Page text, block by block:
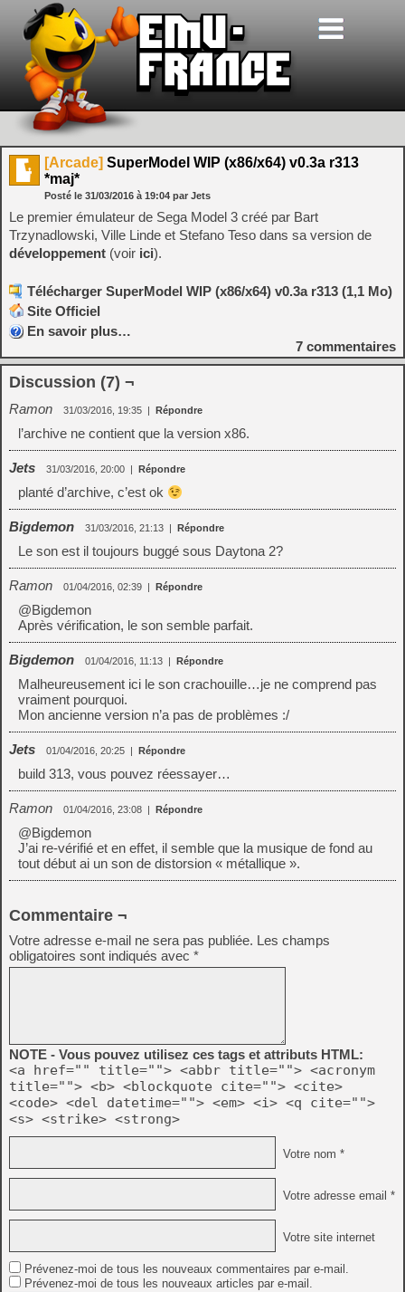
[Arcade] SuperModel WIP (x86/x64) v0.3a r313
*maj*
Posté le 31/03/2016 à 19:04 par Jets
Le premier émulateur de Sega Model 3 créé par Bart
Trzynadlowski, Ville Linde et Stefano Teso dans sa version de
développement (voir ici).
Télécharger SuperModel WIP (x86/x64) v0.3a r313 (1,1 Mo)
Site Officiel
En savoir plus…
7 commentaires
Discussion (7) ¬
Ramon 31/03/2016, 19:35 | Répondre
l’archive ne contient que la version x86.
Jets 31/03/2016, 20:00 | Répondre
planté d’archive, c’est ok
Bigdemon 31/03/2016, 21:13 | Répondre
Le son est il toujours buggé sous Daytona 2?
Ramon 01/04/2016, 02:39 | Répondre
@Bigdemon
Après vérification, le son semble parfait.
Bigdemon 01/04/2016, 11:13 | Répondre
Malheureusement ici le son crachouille…je ne comprend pas
vraiment pourquoi.
Mon ancienne version n’a pas de problèmes :/
Jets 01/04/2016, 20:25 | Répondre
build 313, vous pouvez réessayer…
Ramon 01/04/2016, 23:08 | Répondre
@Bigdemon
J’ai re-vérifié et en effet, il semble que la musique de fond au
tout début ai un son de distorsion « métallique ».
Commentaire ¬
Votre adresse e-mail ne sera pas publiée. Les champs
obligatoires sont indiqués avec *
NOTE - Vous pouvez utilisez ces tags et attributs HTML:
<a href="" title=""> <abbr title=""> <acronym
title=""> <b> <blockquote cite=""> <cite>
<code> <del datetime=""> <em> <i> <q cite="">
<s> <strike> <strong>
Votre nom *
Votre adresse email *
Votre site internet
Prévenez-moi de tous les nouveaux commentaires par e-mail.
Prévenez-moi de tous les nouveaux articles par e-mail.